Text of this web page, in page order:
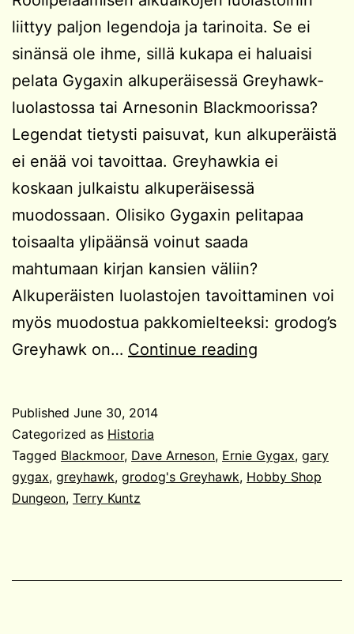
liittyy paljon legendoja ja tarinoita. Se ei
sinänsä ole ihme, sillä kukapa ei haluaisi
pelata Gygaxin alkuperäisessä Greyhawk-
luolastossa tai Arnesonin Blackmoorissa?
Legendat tietysti paisuvat, kun alkuperäistä
ei enää voi tavoittaa. Greyhawkia ei
koskaan julkaistu alkuperäisessä
muodossaan. Olisiko Gygaxin pelitapaa
toisaalta ylipäänsä voinut saada
mahtumaan kirjan kansien väliin?
Alkuperäisten luolastojen tavoittaminen voi
myös muodostua pakkomielteeksi: grodog’s
Greyhawk on… Continue reading
Published June 30, 2014
Categorized as Historia
Tagged Blackmoor, Dave Arneson, Ernie Gygax, gary
gygax, greyhawk, grodog's Greyhawk, Hobby Shop
Dungeon, Terry Kuntz